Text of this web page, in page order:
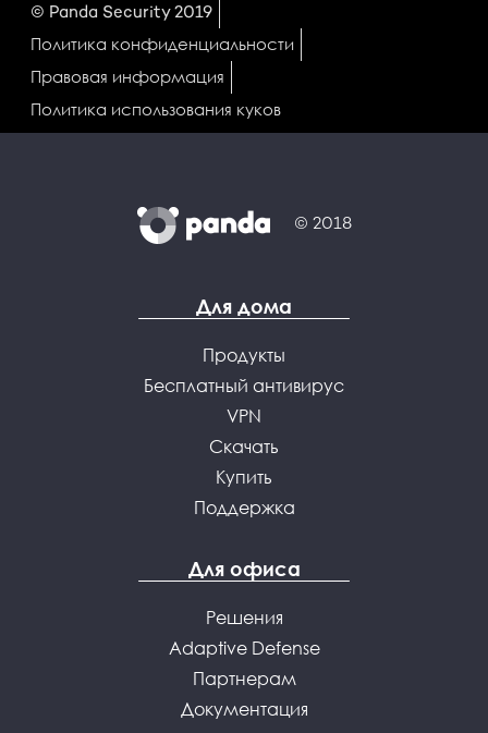
© Panda Security 2019
Политика конфиденциальности
Правовая информация
Политика использования куков
© 2018
Для дома
Продукты
Бесплатный антивирус
VPN
Скачать
Купить
Поддержка
Для офиса
Решения
Adaptive Defense
Партнерам
Документация